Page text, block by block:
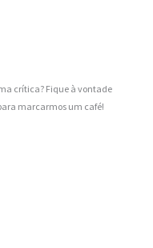
crítica? Fique à vontade
marcarmos um café!